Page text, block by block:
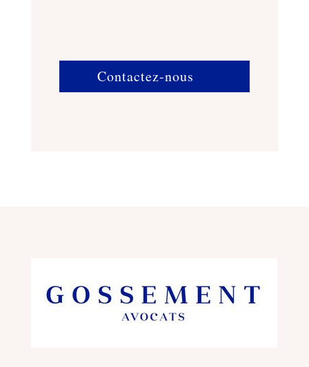
Contactez-nous